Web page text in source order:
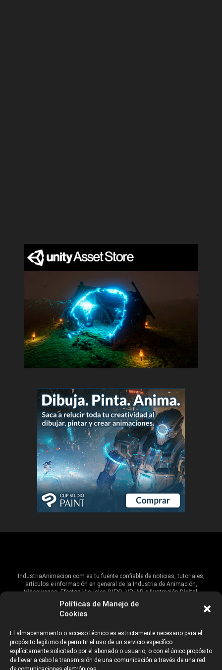
Políticas de Manejo de
Cookies
El almacenamiento o acceso técnico es estrictamente necesario para el
propósito legítimo de permitir el uso de un servicio específico
explícitamente solicitado por el abonado o usuario, o con el único propósito
de llevar a cabo la transmisión de una comunicación a través de una red
IndustriaAnimacion.com es tu fuente confiable de noticias, tutoriales,
artículos e información en general de la Industria de Animación,
Videojuegos, Efectos Visuales (VFX), VR/AR e Ilustración Digital.
Hablamos de estas industrias y su alcance global, pero damos un énfasis
especial al talento, estudios, escuelas, eventos y organizaciones que
ANUNCIANTES AVISO DE PRIVACIDAD